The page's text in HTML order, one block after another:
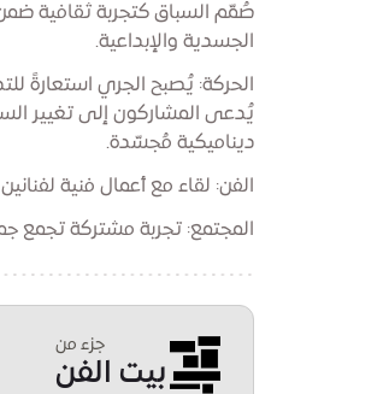
صُمّم السباق كتجربة ثقافية
الجسدية والإبداعية.
الحركة: يُصبح الجري استعارةً
يُدعى المشاركون إلى تغيير
ديناميكية مُجسّدة.
الفن: لقاء مع أعمال فنية
المجتمع: تجربة مشتركة تجمع
جزء من
بيت الفن